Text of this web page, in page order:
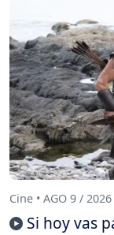
Cine • AGO 9 / 2026
Si hoy vas